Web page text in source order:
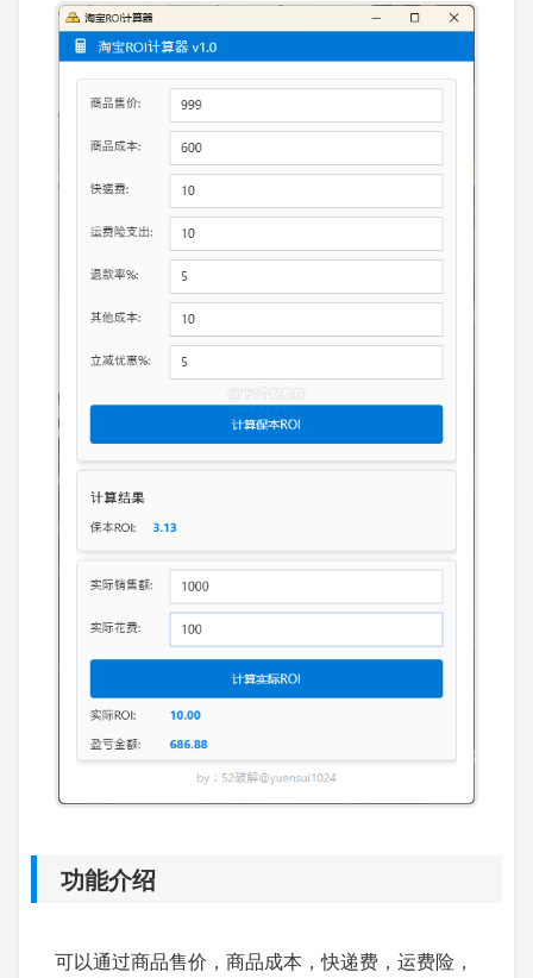
功能介绍
可以通过商品售价，商品成本，快递费，运费险，